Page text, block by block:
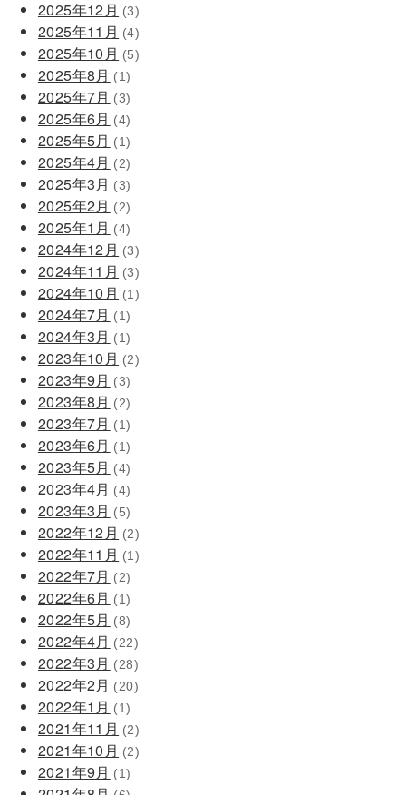
2025年12月 (3)
2025年11月 (4)
2025年10月 (5)
2025年8月 (1)
2025年7月 (3)
2025年6月 (4)
2025年5月 (1)
2025年4月 (2)
2025年3月 (3)
2025年2月 (2)
2025年1月 (4)
2024年12月 (3)
2024年11月 (3)
2024年10月 (1)
2024年7月 (1)
2024年3月 (1)
2023年10月 (2)
2023年9月 (3)
2023年8月 (2)
2023年7月 (1)
2023年6月 (1)
2023年5月 (4)
2023年4月 (4)
2023年3月 (5)
2022年12月 (2)
2022年11月 (1)
2022年7月 (2)
2022年6月 (1)
2022年5月 (8)
2022年4月 (22)
2022年3月 (28)
2022年2月 (20)
2022年1月 (1)
2021年11月 (2)
2021年10月 (2)
2021年9月 (1)